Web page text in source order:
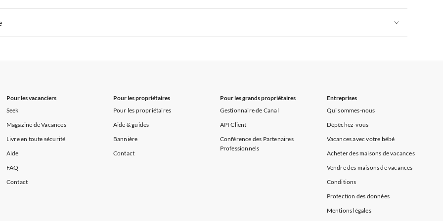
de Vacances à la Normandie Appartements de Vacances à Sud de la France Appartements de Vacances à Provence
de Vacances à Paris-Ile de France
de Vacances à la Normandie Appartements de Vacances à Sud de la France Appartements de Vacances à Provence
Pour les vacanciers
Seek
Magazine de Vacances
Livre en toute sécurité
Aide
FAQ
Contact
Pour les propriétaires
Pour les propriétaires
Aide & guides
Bannière
Contact
Pour les grands propriétaires
Gestionnaire de Canal
API Client
Conférence des Partenaires
Professionnels
Entreprises
Qui sommes-nous
Dépêchez-vous
Vacances avec votre bébé
Acheter des maisons de vacances
Vendre des maisons de vacances
Conditions
Protection des données
Mentions légales